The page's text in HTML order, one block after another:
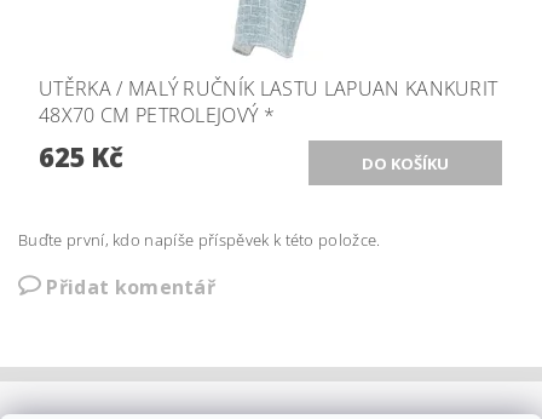
UTĚRKA / MALÝ RUČNÍK LASTU LAPUAN KANKURIT
48X70 CM PETROLEJOVÝ *
625 Kč
Buďte první, kdo napíše příspěvek k této položce.
Přidat komentář